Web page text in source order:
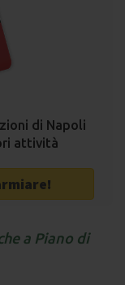
di Napoli
attività
a Piano di